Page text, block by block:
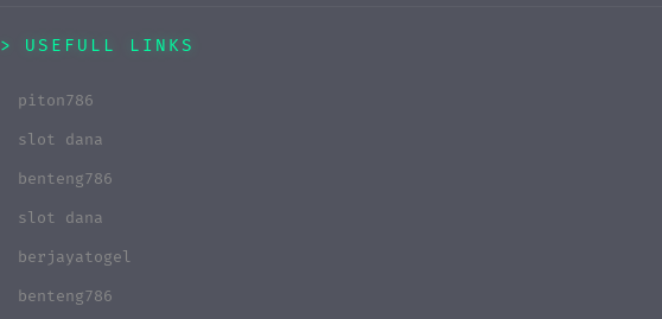
USEFULL LINKS
piton786
slot dana
benteng786
slot dana
berjayatogel
benteng786